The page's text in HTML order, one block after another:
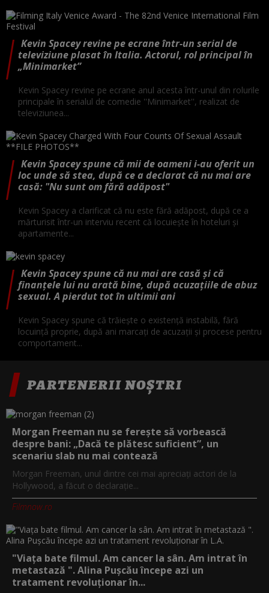
Kevin Spacey revine pe ecrane într-un serial de
televiziune plasat în Italia. Actorul, rol principal în
„Minimarket”
Kevin Spacey revine pe ecrane anul acesta într-unul din rolurile
principale în serialul de comedie ''Minimarket'', realizat de
televiziunea...
Kevin Spacey spune că mii de oameni i-au oferit un
loc unde să stea, după ce a declarat că nu mai are
casă: "Nu sunt om fără adăpost"
Kevin Spacey a clarificat că nu este fără adăpost, după ce a
mărturisit într-un interviu recent că locuieşte în hoteluri şi
apartamente...
Kevin Spacey spune că nu mai are casă și că
finanțele lui nu arată bine, după acuzațiile de abuz
sexual. A pierdut tot în ultimii ani
Kevin Spacey spune că trăiește o existență instabilă, fără
locuință proprie, după ani marcați de acuzații și procese pentru
comportament...
PARTENERII NOȘTRI
Morgan Freeman nu se ferește să vorbească
despre bani: „Dacă te plătesc suficient”, un
scenariu slab nu mai contează
Morgan Freeman, unul dintre cei mai apreciați actori de la
Hollywood, a făcut o declarație...
Filmnow.ro
"Viața bate filmul. Am cancer la sân. Am intrat în
metastază ". Alina Pușcău începe azi un
tratament revoluționar în...